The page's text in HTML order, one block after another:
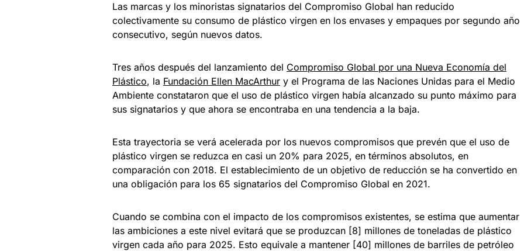
Las marcas y los minoristas signatarios del Compromiso Global han reducido
colectivamente su consumo de plástico virgen en los envases y empaques por segundo año
consecutivo, según nuevos datos.
Tres años después del lanzamiento del Compromiso Global por una Nueva Economía del
Plástico, la Fundación Ellen MacArthur y el Programa de las Naciones Unidas para el Medio
Ambiente constataron que el uso de plástico virgen había alcanzado su punto máximo para
sus signatarios y que ahora se encontraba en una tendencia a la baja.
Esta trayectoria se verá acelerada por los nuevos compromisos que prevén que el uso de
plástico virgen se reduzca en casi un 20% para 2025, en términos absolutos, en
comparación con 2018. El establecimiento de un objetivo de reducción se ha convertido en
una obligación para los 65 signatarios del Compromiso Global en 2021.
Cuando se combina con el impacto de los compromisos existentes, se estima que aumentar
las ambiciones a este nivel evitará que se produzcan [8] millones de toneladas de plástico
virgen cada año para 2025. Esto equivale a mantener [40] millones de barriles de petróleo